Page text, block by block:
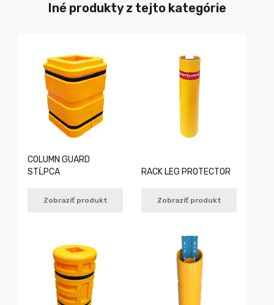
Iné produkty z tejto kategórie
COLUMN GUARD
STĹPCA
Zobraziť produkt
RACK LEG PROTECTOR
Zobraziť produkt